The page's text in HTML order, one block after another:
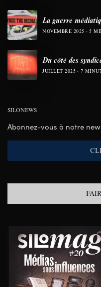
La guerre
NOVEMBRE 2025 5
Du côté des
JUILLET 2025 7
SILONEWS
Abonnez-vous à notre